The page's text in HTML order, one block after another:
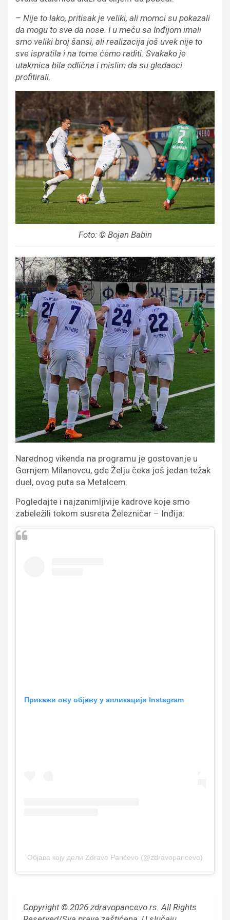
– Nije to lako, pritisak je veliki, ali momci su pokazali
da mogu to sve da nose. I u meču sa Inđijom imali
smo veliki broj šansi, ali realizacija još uvek nije to
sve ispratila i na tome ćemo raditi. Svakako je
utakmica bila odlična i mislim da su gledaoci
profitirali.
Foto: © Bojan Babin
Narednog vikenda na programu je gostovanje u
Gornjem Milanovcu, gde Želju čeka još jedan težak
duel, ovog puta sa Metalcem.
Pogledajte i najzanimljivije kadrove koje smo
zabeležili tokom susreta Železničar – Inđija:
Прикажи ову објаву у апликацији Instagram
Објава коју дели Zdravo Pančevo (@zdravopancevo)
Copyright © 2026 zdravopancevo.rs. All Rights